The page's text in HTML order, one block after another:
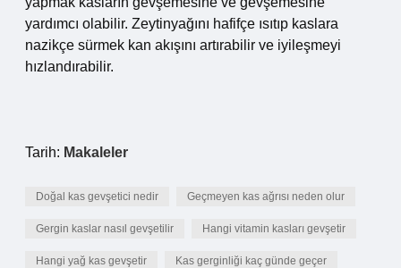
yardımcı olabilir. Zeytinyağını hafifçe ısıtıp kaslara
nazikçe sürmek kan akışını artırabilir ve iyileşmeyi
hızlandırabilir.
Tarih: Makaleler
Doğal kas gevşetici nedir Geçmeyen kas ağrısı neden olur
Gergin kaslar nasıl gevşetilir Hangi vitamin kasları gevşetir
Hangi yağ kas gevşetir Kas gerginliği kaç günde geçer